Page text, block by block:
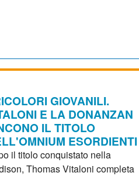
GIOVANILI.
E LA DONANZAN
IL TITOLO
ESORDIENTI
il titolo conquistato nella
Thomas Vitaloni completa